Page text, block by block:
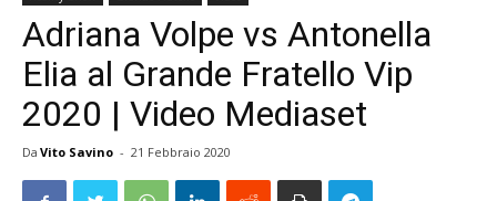
Adriana Volpe vs Antonella
Elia al Grande Fratello Vip
2020 | Video Mediaset
Da Vito Savino - 21 Febbraio 2020